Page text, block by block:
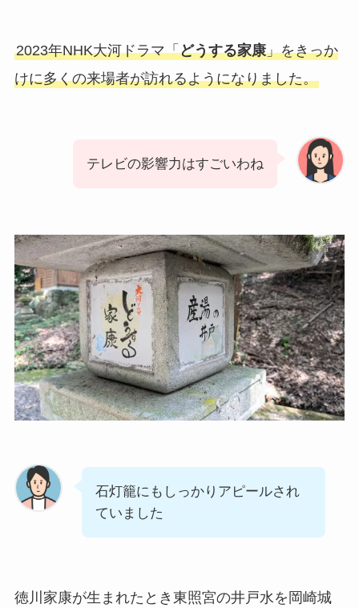
2023年NHK大河ドラマ「どうする家康」をきっか
けに多くの来場者が訪れるようになりました。
テレビの影響力はすごいわね
石灯籠にもしっかりアピールされ
ていました
徳川家康が生まれたとき東照宮の井戸水を岡崎城